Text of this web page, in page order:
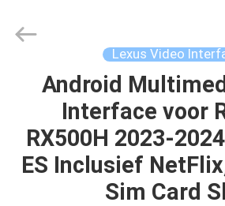
HUIS
PRODUCTEN
Automobile
Electron
Lexus Video
Android
Interface voor
RX500H 2023-
ES Inclusief
Sim Card